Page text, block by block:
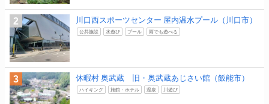
川口西スポーツセンター 屋内温水プール（川口市）
公共施設 水遊び プール 雨でも遊べる
休暇村 奥武蔵 旧・奥武蔵あじさい館（飯能市）
ハイキング 旅館・ホテル 温泉 川遊び